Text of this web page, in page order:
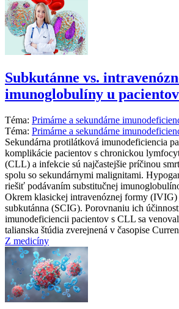
Subkutánne vs.
imunoglobulíny u
Téma: Primárne a sekundárne
Téma: Primárne a sekundárne
Sekundárna protilátková imunodeficiencia
komplikácie pacientov s chronickou
(CLL) a infekcie sú najčastejšie príčinou
spolu so sekundárnymi malignitami.
riešiť podávaním substitučnej
Okrem klasickej intravenóznej formy (IVIG)
subkutánna (SCIG). Porovnaniu ich
imunodeficiencii pacientov s CLL sa
talianska štúdia zverejnená v časopise
Z medicíny